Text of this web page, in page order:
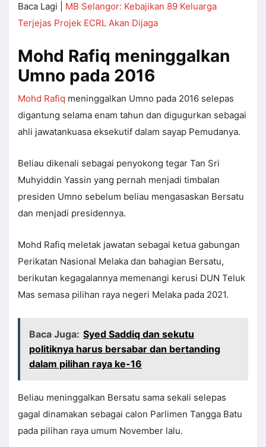
Baca Lagi | MB Selangor: Kebajikan 89 Keluarga
Terjejas Projek ECRL Akan Dijaga
Mohd Rafiq meninggalkan
Umno pada 2016
Mohd Rafiq meninggalkan Umno pada 2016 selepas
digantung selama enam tahun dan digugurkan sebagai
ahli jawatankuasa eksekutif dalam sayap Pemudanya.
Beliau dikenali sebagai penyokong tegar Tan Sri
Muhyiddin Yassin yang pernah menjadi timbalan
presiden Umno sebelum beliau mengasaskan Bersatu
dan menjadi presidennya.
Mohd Rafiq meletak jawatan sebagai ketua gabungan
Perikatan Nasional Melaka dan bahagian Bersatu,
berikutan kegagalannya memenangi kerusi DUN Teluk
Mas semasa pilihan raya negeri Melaka pada 2021.
Baca Juga: Syed Saddiq dan sekutu
politiknya harus bersabar dan bertanding
dalam pilihan raya ke-16
Beliau meninggalkan Bersatu sama sekali selepas
gagal dinamakan sebagai calon Parlimen Tangga Batu
pada pilihan raya umum November lalu.